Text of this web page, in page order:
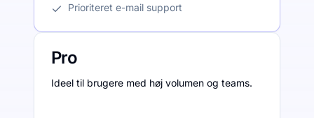
Prioriteret e-mail support
Pro
Ideel til brugere med høj volumen og teams.